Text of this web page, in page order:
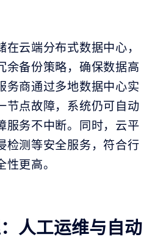
云端分布式数据中心，
余备份策略，确保数据高
务商通过多地数据中心实
节点故障，系统仍可自动
服务不中断。同时，云平
检测等安全服务，符合行
更高。
人工运维与自动